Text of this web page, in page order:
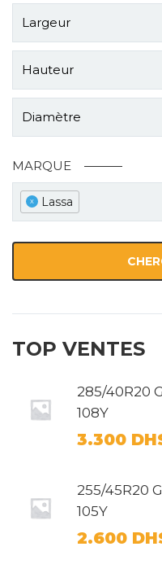
Largeur
Hauteur
Diamètre
MARQUE
x Lassa
TOP VENTES
285/40R20
108Y
3.300
255/45R20
105Y
2.600